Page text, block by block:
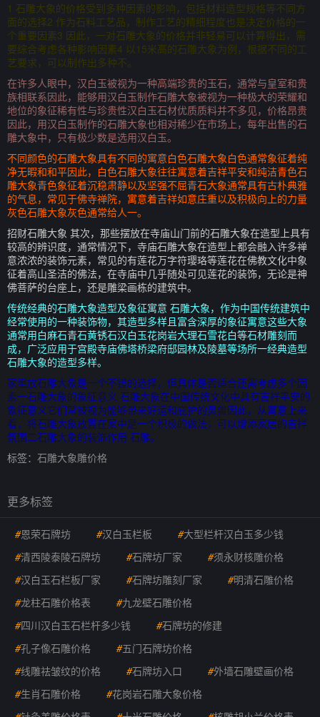
1 石雕大象的价格受到多种因素的影响，包括材料造型规格等不同方
面的选择2 作为石料工艺品，制作工艺的精细程度也是决定价格的一
个重要因素3 因此，一对石雕大象的价格并非轻易可以计算得出，需
要综合考虑各种影响因素4 以15米高的石雕大象为例，根据不同的工
艺要求，可以制作出多种不。
在许多人眼中，汉白玉被视为一种高端珍贵的玉石，通常与皇室和贵
族相联系因此，能够用汉白玉制作石雕大象被视为一种极大的荣耀和
地位的象征稀有性与珍贵性汉白玉石材优质质料并不多见，价格昂贵
因此，用汉白玉制作的石雕大象也相对稀少在市场上，每年出售的石
雕大象中，只有极少数是选用汉白玉。
不同颜色的石雕大象具有不同的寓意白色石雕大象白色通常象征着纯
净无暇和和平因此，白色石雕大象往往寓意着吉祥平安和纯洁青色石
雕大象青色象征着沉稳肃静以及坚强不屈青石大象通常具有古朴典雅
的气息，常见于佛寺禅院，寓意着吉祥如意庄重以及积极向上的力量
灰色石雕大象灰色通常给人一。
招财石雕大象 其次，那些摆放在寺庙山门前的石雕大象在造型上具有
较高的辨识度，通常情况下，寺庙石雕大象在造型上都会融入许多禅
意浓浓的装饰元素，常见的有莲花万字符璎珞等莲花在佛教文化中象
征着高山圣洁的佛法，在寺庙中几乎随处可见莲花的装饰，无论是神
佛菩萨的台座上，还是雕梁画栋的建筑中。
传统经典的石雕大象造型及象征寓意 石雕大象，作为中国传统建筑中
经常使用的一种装饰物，其造型多样且富含深厚的象征寓意这些大象
通常用白麻石青石黄锈石汉白玉花岗岩大理石雪花白等石材雕刻而
成，广泛应用于宫殿寺庙佛塔桥梁府邸园林及陵墓等场所一经典造型
石雕大象的造型多样。
家里放石雕大象是一个不错的选择，但具体是否适合还需考虑多个因
素一石雕大象的象征意义 石雕大象在中国传统文化中具有吉祥平安的
象征意义它们常被视为能够带来好运和庇护的灵兽因此，从寓意上来
看，将石雕大象放置在家中是一个积极的做法，可以增添家居的吉祥
氛围二石雕大象的装饰作用 石雕。
标签： 石雕大象雕价格
更多标签
#恩荣石牌坊 #汉白玉栏板 #大型栏杆汉白玉多少钱
#清西陵泰陵石牌坊 #石牌坊厂家 #须永财核雕价格
#汉白玉石栏板厂家 #石牌坊雕刻厂家 #明清石雕价格
#龙柱石雕价格表 #九龙壁石雕价格
#四川汉白玉石栏杆多少钱 #石牌坊的修建
#孔子像石雕价格 #五门石牌坊价格
#线雕祛皱纹的价格 #石牌坊入口 #外墙石雕壁画价格
#生肖石雕价格 #花岗岩石雕大象价格